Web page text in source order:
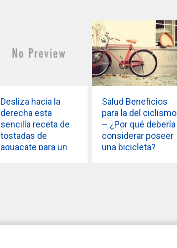
Desliza hacia la
derecha esta
sencilla receta de
tostadas de
aguacate para un
Salud Beneficios
para la del ciclismo
– ¿Por qué debería
considerar poseer
una bicicleta?